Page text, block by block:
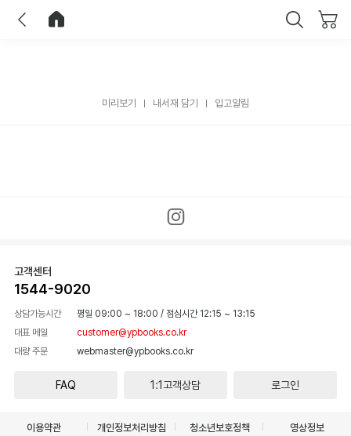
미리보기 내서재 담기 입고알림
고객센터
1544-9020
상담가능시간 평일 09:00 ~ 18:00 / 점심시간 12:15 ~ 13:15
대표 메일
customer@ypbooks.co.kr
대량 주문
webmaster@ypbooks.co.kr
FAQ 1:1고객상담 로그인
이용약관 개인정보처리방침 청소년보호정책 영상정보